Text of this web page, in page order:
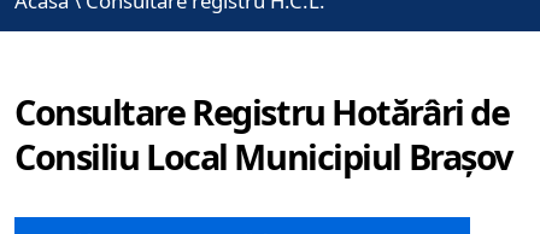
Consultare Registru Hotărâri de
Consiliu Local Municipiul Brașov